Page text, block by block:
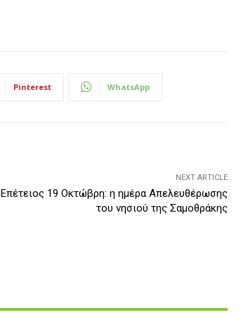
Pinterest WhatsApp
NEXT ARTICLE
Επέτειος 19 Οκτώβρη: η ημέρα Απελευθέρωσης
του νησιού της Σαμοθράκης